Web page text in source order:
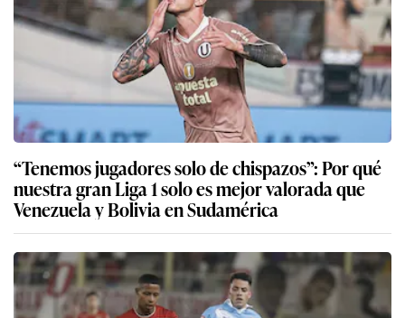
“Tenemos jugadores solo de chispazos”: Por qué
nuestra gran Liga 1 solo es mejor valorada que
Venezuela y Bolivia en Sudamérica